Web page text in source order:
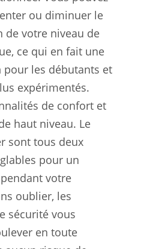
ou diminuer le
de votre niveau de
ce qui en fait une
pour les débutants et
expérimentés.
de confort et
haut niveau. Le
sont tous deux
pour un
votre
oublier, les
sécurité vous
en toute